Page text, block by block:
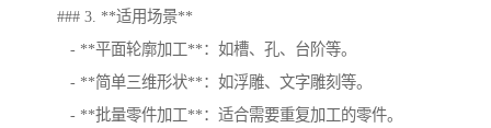
### 3. **适用场景**
- **平面轮廓加工**：如槽、孔、台阶等。
- **简单三维形状**：如浮雕、文字雕刻等。
- **批量零件加工**：适合需要重复加工的零件。